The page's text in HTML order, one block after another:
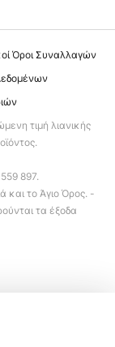
Όροι Συναλλαγών
τιμή λιανικής
897.
και το Άγιο Όρος. -
τα έξοδα